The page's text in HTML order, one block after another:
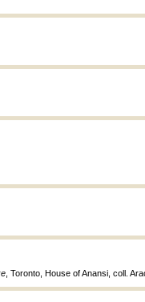
, Toronto, House of Anansi, coll.